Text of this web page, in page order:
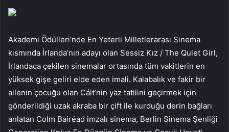
Akademi Ödülleri’nde En Yeterli Milletlerarası Sinema
kısmında İrlanda’nın adayı olan Sessiz Kız / The Quiet Girl,
İrlandaca çekilen sinemalar ortasında tüm vakitlerin en
yüksek gişe geliri elde eden imali. Kalabalık ve fakir bir
ailenin çocuğu olan Cáit’nin yaz tatilini geçirmek için
gönderildiği uzak akraba bir çift ile kurduğu derin bağları
anlatan Colm Bairéad imzalı sinema, Berlin Sinema Şenliği